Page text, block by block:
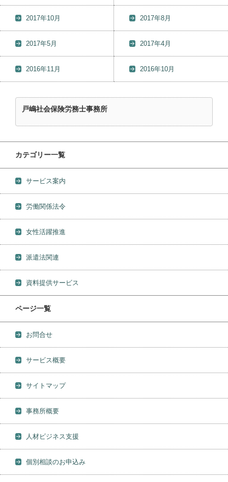
2017年10月 2017年8月
2017年5月 2017年4月
2016年11月 2016年10月
戸嶋社会保険労務士事務所
カテゴリー一覧
サービス案内
労働関係法令
女性活躍推進
派遣法関連
資料提供サービス
ページ一覧
お問合せ
サービス概要
サイトマップ
事務所概要
人材ビジネス支援
個別相談のお申込み